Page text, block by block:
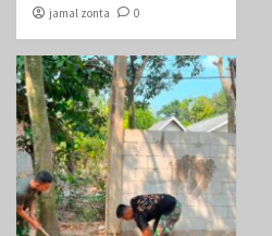
jamal zonta 0